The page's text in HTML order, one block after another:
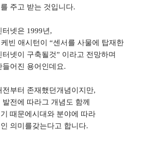
를 주고 받는 것입니다.
터넷은 1999년,
빈 애시턴이 “센서를 사물에 탑재한
터넷이 구축될것” 이라고 전망하며
들어진 용어인데요.
전부터 존재했던개념이지만,
발전에 따라그 개념도 함께
때문에시대와 분야에 따라
의미를갖는다고 합니다.